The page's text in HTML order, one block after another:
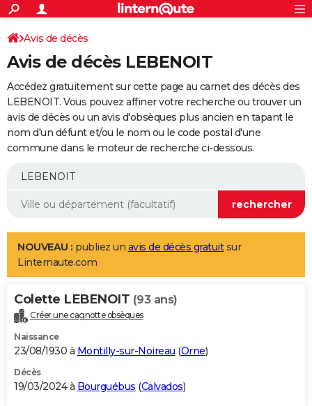
ACTUALITÉS
Politique
Société
Faits Divers
Education
Monde
Villes
+
SPORT
Coupe du monde 2026
Football
Tennis
Cyclisme
Rugby
Forum
Programme TV
TNTStreaming
Cinéma
Sorties cinéma
Musique
+FINANCE
Retraite
Epargne
Immobilier
Risques naturels par ville
Banque
Assurance
AUTO
Essais
Réserver un essai
Citadines
Berlines
SUV
Forum auto
+
Mobiles
Meilleur smartphone
Internet
Ordinateurs
Jeux vidéo
Guide high-tech
Aménagement intérieur
LIFESTYLE
Art de vivre
Bien-être
Loisirs
Mode
Modes de vie
Alimentation
Guide de la santé
Maladies
Médicaments
Sommeil
VOYAGE
Destinations
City break
Voyage nature
Voyage de noces
Forum
Climat
+PHOTO
GUIDES D'ACHAT
BONS PLANS
Avis de décès
Avis de décès LEBENOIT
Accédez gratuitement sur cette page au carnet des décès des
LEBENOIT. Vous pouvez affiner votre recherche ou trouver un
avis de décès ou un avis d'obsèques plus ancien en tapant le
nom d'un défunt et/ou le nom ou le code postal d'une
commune dans le moteur de recherche ci-dessous.
NOUVEAU : publiez un avis de décès gratuitsur
Linternaute.com
Colette LEBENOIT (93 ans)
Créer une cagnotte obsèques
Naissance
23/08/1930 à Montilly-sur-Noireau (Orne)
Décès
19/03/2024 à Bourguébus (Calvados)